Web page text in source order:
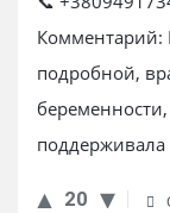
Комментарий:
подробной,
поддерживала
20